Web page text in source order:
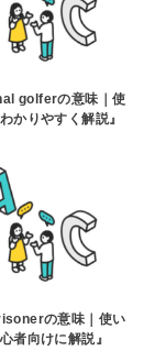
golferの意味｜使
かりやすく解説』
の意味｜使い
者向けに解説』